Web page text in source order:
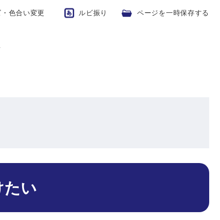
色合い変更 ルビ振り ページを一時保存する
たい